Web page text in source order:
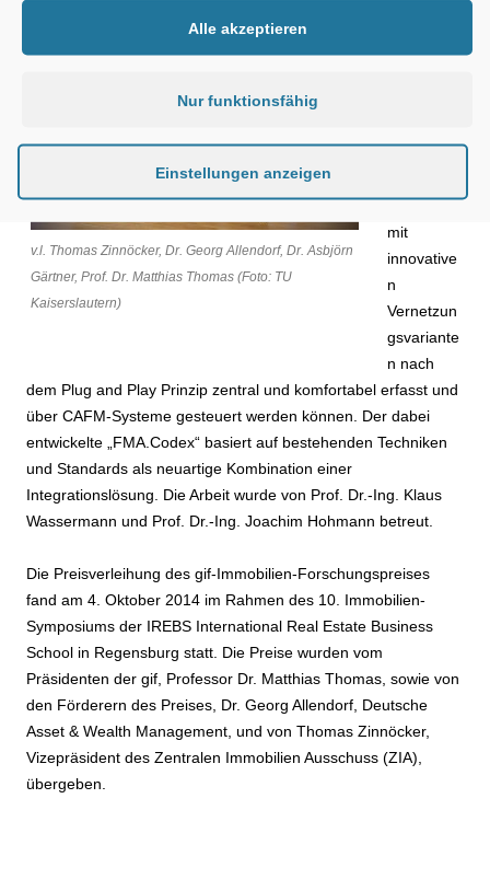
v.l. Thomas Zinnöcker, Dr. Georg Allendorf, Dr. Asbjörn
Gärtner, Prof. Dr. Matthias Thomas (Foto: TU
Kaiserslautern)
utomation
mit
innovative
n
Vernetzun
gsvariante
n nach
dem Plug and Play Prinzip zentral und komfortabel erfasst und
über CAFM-Systeme gesteuert werden können. Der dabei
entwickelte „FMA.Codex“ basiert auf bestehenden Techniken
und Standards als neuartige Kombination einer
Integrationslösung. Die Arbeit wurde von Prof. Dr.-Ing. Klaus
Wassermann und Prof. Dr.-Ing. Joachim Hohmann betreut.
Die Preisverleihung des gif-Immobilien-Forschungspreises
fand am 4. Oktober 2014 im Rahmen des 10. Immobilien-
Symposiums der IREBS International Real Estate Business
School in Regensburg statt. Die Preise wurden vom
Präsidenten der gif, Professor Dr. Matthias Thomas, sowie von
den Förderern des Preises, Dr. Georg Allendorf, Deutsche
Asset & Wealth Management, und von Thomas Zinnöcker,
Vizepräsident des Zentralen Immobilien Ausschuss (ZIA),
übergeben.
Alle akzeptieren
Nur funktionsfähig
Einstellungen anzeigen